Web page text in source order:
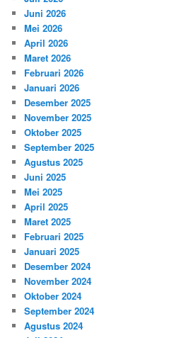
Juni 2026
Mei 2026
April 2026
Maret 2026
Februari 2026
Januari 2026
Desember 2025
November 2025
Oktober 2025
September 2025
Agustus 2025
Juni 2025
Mei 2025
April 2025
Maret 2025
Februari 2025
Januari 2025
Desember 2024
November 2024
Oktober 2024
September 2024
Agustus 2024